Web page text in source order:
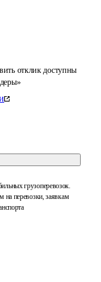
отклик доступны
грузоперевозок.
на перевозки, заявкам